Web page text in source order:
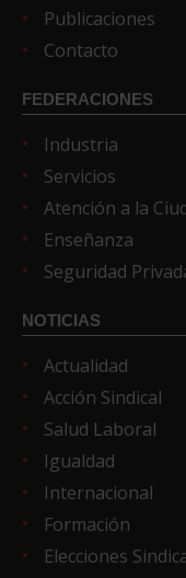
Publicaciones
Contacto
FEDERACIONES
Industria
Servicios
Atención a la
Enseñanza
Seguridad
NOTICIAS
Actualidad
Acción Sindical
Salud Laboral
Igualdad
Internacional
Formación
Elecciones